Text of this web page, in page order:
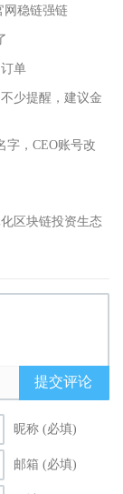
网稳链强链
单
少提醒，建议金
字，CEO账号改
区块链投资生态
提交评论
昵称 (必填)
邮箱 (必填)